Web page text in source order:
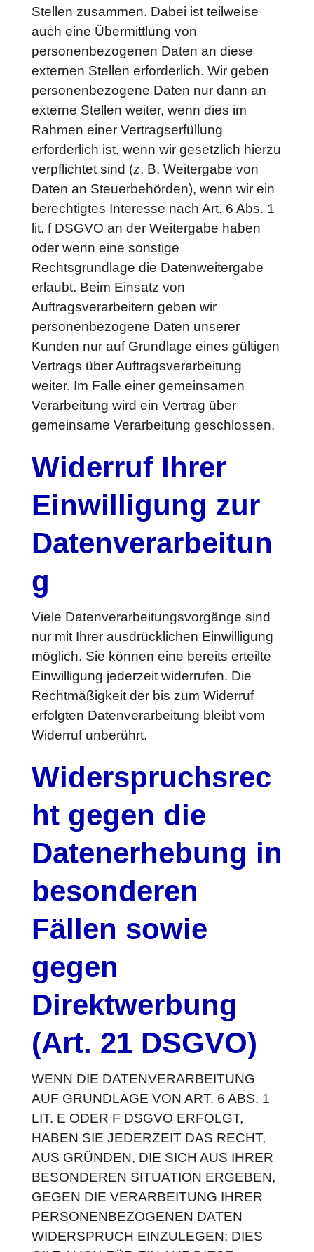
Stellen zusammen. Dabei ist teilweise
auch eine Übermittlung von
personenbezogenen Daten an diese
externen Stellen erforderlich. Wir geben
personenbezogene Daten nur dann an
externe Stellen weiter, wenn dies im
Rahmen einer Vertragserfüllung
erforderlich ist, wenn wir gesetzlich hierzu
verpflichtet sind (z. B. Weitergabe von
Daten an Steuerbehörden), wenn wir ein
berechtigtes Interesse nach Art. 6 Abs. 1
lit. f DSGVO an der Weitergabe haben
oder wenn eine sonstige
Rechtsgrundlage die Datenweitergabe
erlaubt. Beim Einsatz von
Auftragsverarbeitern geben wir
personenbezogene Daten unserer
Kunden nur auf Grundlage eines gültigen
Vertrags über Auftragsverarbeitung
weiter. Im Falle einer gemeinsamen
Verarbeitung wird ein Vertrag über
gemeinsame Verarbeitung geschlossen.
Widerruf Ihrer
Einwilligung zur
Datenverarbeitun
g
Viele Datenverarbeitungsvorgänge sind
nur mit Ihrer ausdrücklichen Einwilligung
möglich. Sie können eine bereits erteilte
Einwilligung jederzeit widerrufen. Die
Rechtmäßigkeit der bis zum Widerruf
erfolgten Datenverarbeitung bleibt vom
Widerruf unberührt.
Widerspruchsrec
ht gegen die
Datenerhebung in
besonderen
Fällen sowie
gegen
Direktwerbung
(Art. 21 DSGVO)
WENN DIE DATENVERARBEITUNG
AUF GRUNDLAGE VON ART. 6 ABS. 1
LIT. E ODER F DSGVO ERFOLGT,
HABEN SIE JEDERZEIT DAS RECHT,
AUS GRÜNDEN, DIE SICH AUS IHRER
BESONDEREN SITUATION ERGEBEN,
GEGEN DIE VERARBEITUNG IHRER
PERSONENBEZOGENEN DATEN
WIDERSPRUCH EINZULEGEN; DIES